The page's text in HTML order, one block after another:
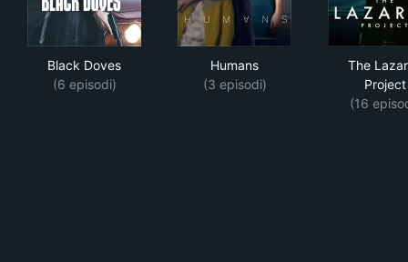
Black Doves
(6 episodi)
Humans
(3 episodi)
The
Project
(16